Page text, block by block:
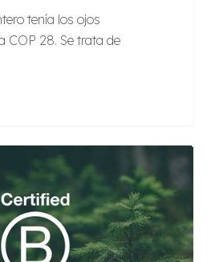
tenía los ojos
COP 28. Se trata de